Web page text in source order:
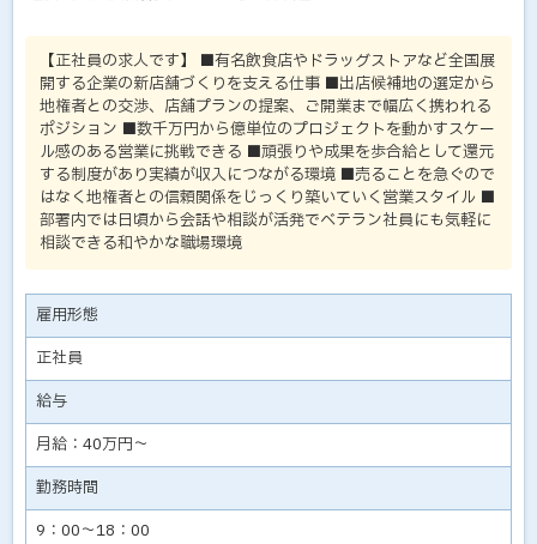
【正社員の求人です】 ■有名飲食店やドラッグストアなど全国展
開する企業の新店舗づくりを支える仕事 ■出店候補地の選定から
地権者との交渉、店舗プランの提案、ご開業まで幅広く携われる
ポジション ■数千万円から億単位のプロジェクトを動かすスケー
ル感のある営業に挑戦できる ■頑張りや成果を歩合給として還元
する制度があり実績が収入につながる環境 ■売ることを急ぐので
はなく地権者との信頼関係をじっくり築いていく営業スタイル ■
部署内では日頃から会話や相談が活発でベテラン社員にも気軽に
相談できる和やかな職場環境
雇用形態
正社員
給与
月給：40万円～
勤務時間
9：00～18：00